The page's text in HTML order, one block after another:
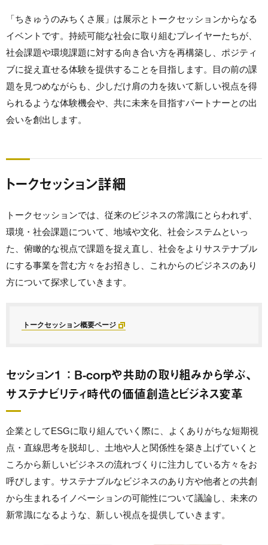
「ちきゅうのみちくさ展」は展示とトークセッションからなる
イベントです。持続可能な社会に取り組むプレイヤーたちが、
社会課題や環境課題に対する向き合い方を再構築し、ポジティ
ブに捉え直せる体験を提供することを目指します。目の前の課
題を見つめながらも、少しだけ肩の力を抜いて新しい視点を得
られるような体験機会や、共に未来を目指すパートナーとの出
会いを創出します。
トークセッション詳細
トークセッションでは、従来のビジネスの常識にとらわれず、
環境・社会課題について、地域や文化、社会システムといっ
た、俯瞰的な視点で課題を捉え直し、社会をよりサステナブル
にする事業を営む方々をお招きし、これからのビジネスのあり
方について探求していきます。
トークセッション概要ページ
セッション１ ： B-corpや共助の取り組みから学ぶ、
サステナビリティ時代の価値創造とビジネス変革
企業としてESGに取り組んでいく際に、よくありがちな短期視
点・直線思考を脱却し、土地や人と関係性を築き上げていくと
ころから新しいビジネスの流れづくりに注力している方々をお
呼びします。サステナブルなビジネスのあり方や他者との共創
から生まれるイノベーションの可能性について議論し、未来の
新常識になるような、新しい視点を提供していきます。